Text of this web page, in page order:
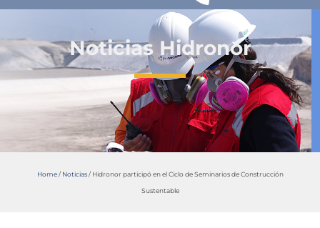
Noticias Hidronor
Home/ Noticias/ Hidronor participó en el Ciclo de Seminarios de Construcción
Sustentable